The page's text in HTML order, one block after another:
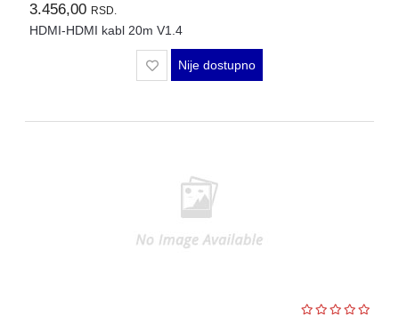
3.456,00 RSD.
HDMI-HDMI kabl 20m V1.4
Nije dostupno